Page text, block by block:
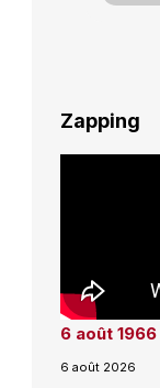
Zapping
6 août
6 août 2026